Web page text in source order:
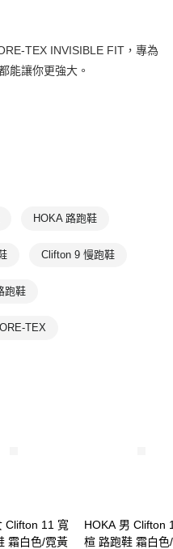
免運費
運費
TEX INVISIBLE FIT，專為
能讓你更強大。
HOKA 路跑鞋
Clifton 9 慢跑鞋
跑鞋
TEX
Clifton 11 寬
霜白色/霓黃
HOKA 男 Clifton
楦 路跑鞋 霜白色